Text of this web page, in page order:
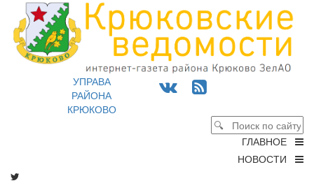
УПРАВА
РАЙОНА
КРЮКОВО
ГЛАВНОЕ
НОВОСТИ